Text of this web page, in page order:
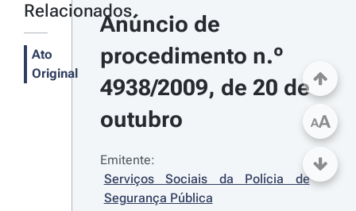
Relacionados
Ato
Original
Anúncio de
procedimento n.º
4938/2009, de 20 de
outubro
Emitente:
Serviços Sociais da Polícia de
Segurança Pública
AA